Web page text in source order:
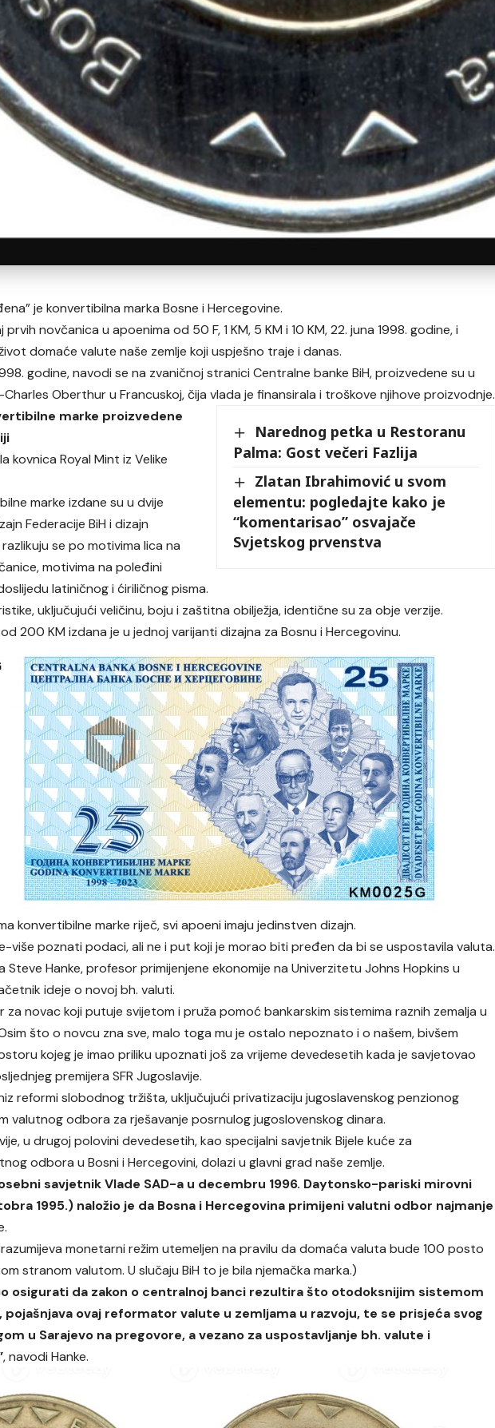
je konvertibilna marka Bosne i Hercegovine.
novčanica u apoenima od 50 F, 1 KM, 5 KM i 10 KM, 22. juna 1998. godine, i
domaće valute naše zemlje koji uspješno traje i danas.
godine, navodi se na zvaničnoj stranici Centralne banke BiH, proizvedene su u
Oberthur u Francuskoj, čija vlada je finansirala i troškove njihove proizvodnje.
Narednog petka u Restoranu
Palma: Gost večeri Fazlija
Zlatan Ibrahimović u svom
elementu: pogledajte kako je
“komentarisao” osvajače
Svjetskog prvenstva
marke proizvedene
kovnica Royal Mint iz Velike
marke izdane su u dvije
Federacije BiH i dizajn
se po motivima lica na
motivima na poleđini
latiničnog i ćiriličnog pisma.
uključujući veličinu, boju i zaštitna obilježja, identične su za obje verzije.
200 KM izdana je u jednoj varijanti dizajna za Bosnu i Hercegovinu.
konvertibilne marke riječ, svi apoeni imaju jedinstven dizajn.
više poznati podaci, ali ne i put koji je morao biti pređen da bi se uspostavila valuta.
Steve Hanke, profesor primijenjene ekonomije na Univerzitetu Johns Hopkins u
ideje o novoj bh. valuti.
za novac koji putuje svijetom i pruža pomoć bankarskim sistemima raznih zemalja u
što o novcu zna sve, malo toga mu je ostalo nepoznato i o našem, bivšem
kojeg je imao priliku upoznati još za vrijeme devedesetih kada je savjetovao
premijera SFR Jugoslavije.
reformi slobodnog tržišta, uključujući privatizaciju jugoslavenskog penzionog
valutnog odbora za rješavanje posrnulog jugoslovenskog dinara.
u drugoj polovini devedesetih, kao specijalni savjetnik Bijele kuće za
odbora u Bosni i Hercegovini, dolazi u glavni grad naše zemlje.
savjetnik Vlade SAD-a u decembru 1996. Daytonsko-pariski mirovni
1995.) naložio je da Bosna i Hercegovina primijeni valutni odbor najmanje
monetarni režim utemeljen na pravilu da domaća valuta bude 100 posto
stranom valutom. U slučaju BiH to je bila njemačka marka.)
osigurati da zakon o centralnoj banci rezultira što otodoksnijim sistemom
pojašnjava ovaj reformator valute u zemljama u razvoju, te se prisjeća svog
u Sarajevo na pregovore, a vezano za uspostavljanje bh. valute i
, navodi Hanke.